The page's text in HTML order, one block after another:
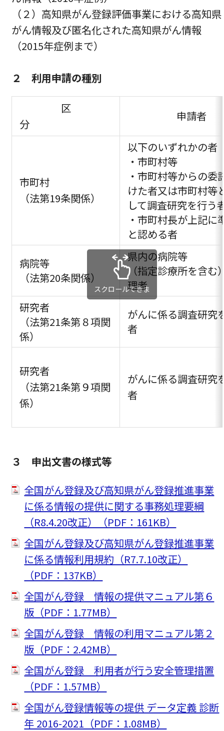
（２）高知県がん登録評価事業における高知県
がん情報及び匿名化された高知県がん情報
（2015年症例まで）
２ 利用申請の種別
区
分
申請者
市町村
（法第19条関係）
以下のいずれかの者
・市町村等
・市町村等からの委
けた者又は市町村等
して調査研究を行う
・市町村長が上記に
と認める者
病院等
（法第20条関係）
県内の病院等
（指定診療所を含む
理者
研究者
（法第21条第８項関
係）
がんに係る調査研究
者
研究者
（法第21条第９項関
係）
がんに係る調査研究
者
スクロールできま
す
３ 申出文書の様式等
全国がん登録及び高知県がん登録推進事業
に係る情報の提供に関する事務処理要綱
（R8.4.20改正）（PDF：161KB）
全国がん登録及び高知県がん登録推進事業
に係る情報利用規約（R7.7.10改正）
（PDF：137KB）
全国がん登録 情報の提供マニュアル第６
版（PDF：1.77MB）
全国がん登録 情報の利用マニュアル第２
版（PDF：2.42MB）
全国がん登録 利用者が行う安全管理措置
（PDF：1.57MB）
全国がん登録情報等の提供 データ定義 診断
年 2016-2021（PDF：1.08MB）